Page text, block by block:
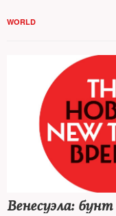
WORLD
Венесуэла: